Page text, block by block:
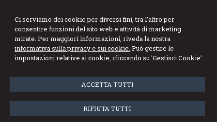
Ci serviamo dei cookie per diversi fini, tra l'altro per
consentire funzioni del sito web e attività di marketing
mirate. Per maggiori informazioni, riveda la nostra
informativa sulla privacy e sui cookie. Può gestire le
impostazioni relative ai cookie, cliccando su 'Gestisci Cookie'
ACCETTA TUTTI
RIFIUTA TUTTI
Studio Gatti Mortarino
Piazzano & Associati
Silvia Balsarri - Commercialista
silvia@consulentipmi.it